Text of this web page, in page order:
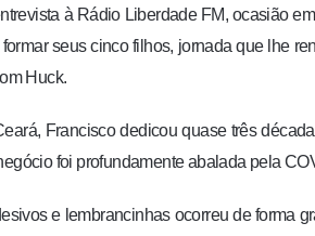
à Rádio Liberdade FM, ocasião
seus cinco filhos, jornada que lhe
Huck.
Francisco dedicou quase três
foi profundamente abalada pela
e lembrancinhas ocorreu de forma